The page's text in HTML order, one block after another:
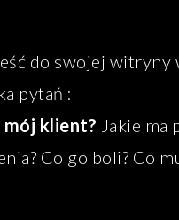
do swojej witryny
pytań :
mój klient? Jakie ma
Co go boli? Co